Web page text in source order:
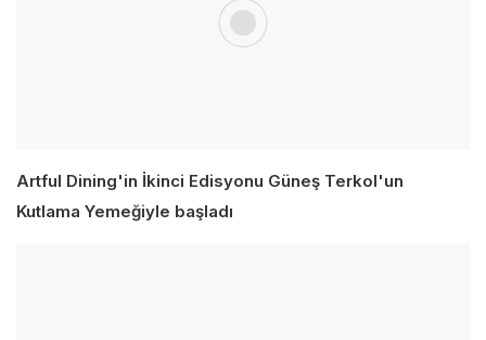
Artful Dining'in İkinci Edisyonu Güneş Terkol'un
Kutlama Yemeğiyle başladı